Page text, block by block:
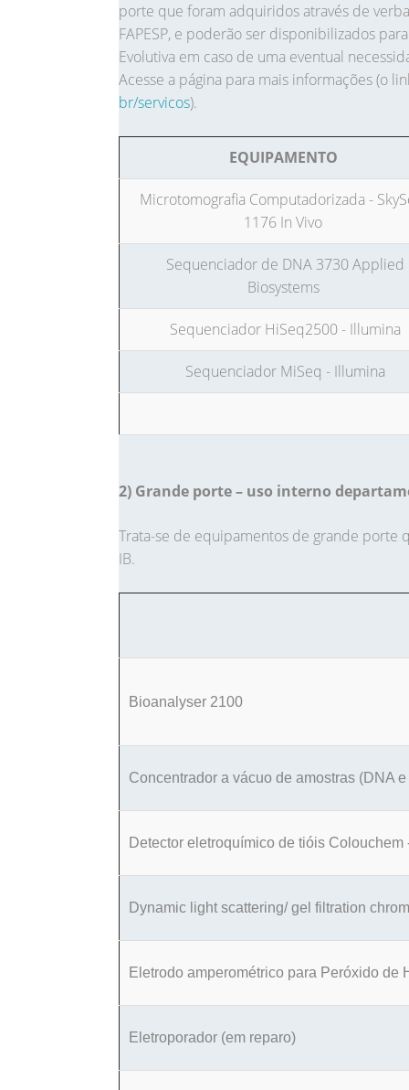
porte que foram adquiridos através de
FAPESP, e poderão ser disponibilizados
Evolutiva em caso de uma eventual
Acesse a página para mais informações (o
br/servicos).
EQUIPAMENTO
Microtomografia Computadorizada -
1176 In Vivo
Sequenciador de DNA 3730 Applied
Biosystems
Sequenciador HiSeq2500 - Illumina
Sequenciador MiSeq - Illumina
2) Grande porte – uso interno
Trata-se de equipamentos de grande porte
IB.
Bioanalyser 2100
Concentrador a vácuo de amostras (DNA
Detector eletroquímico de tióis
Dynamic light scattering/ gel filtration
Eletrodo amperométrico para Peróxido de
Eletroporador (em reparo)